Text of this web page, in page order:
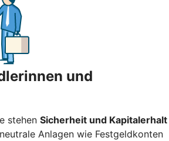
und
stehen Sicherheit und Kapitalerhalt
Anlagen wie Festgeldkonten